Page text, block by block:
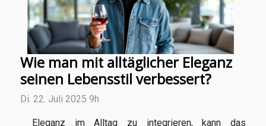
Wie man mit alltäglicher Eleganz
seinen Lebensstil verbessert?
Di. 22. Juli 2025 9h
Eleganz im Alltag zu integrieren, kann das